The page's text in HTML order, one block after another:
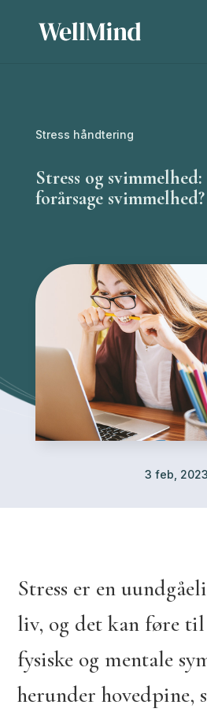
Stress håndtering
Stress og svimmelhed:
forårsage svimmelhed?
3 feb, 2023
Stress er en
liv, og det kan føre
fysiske og mentale
herunder hovedpine,